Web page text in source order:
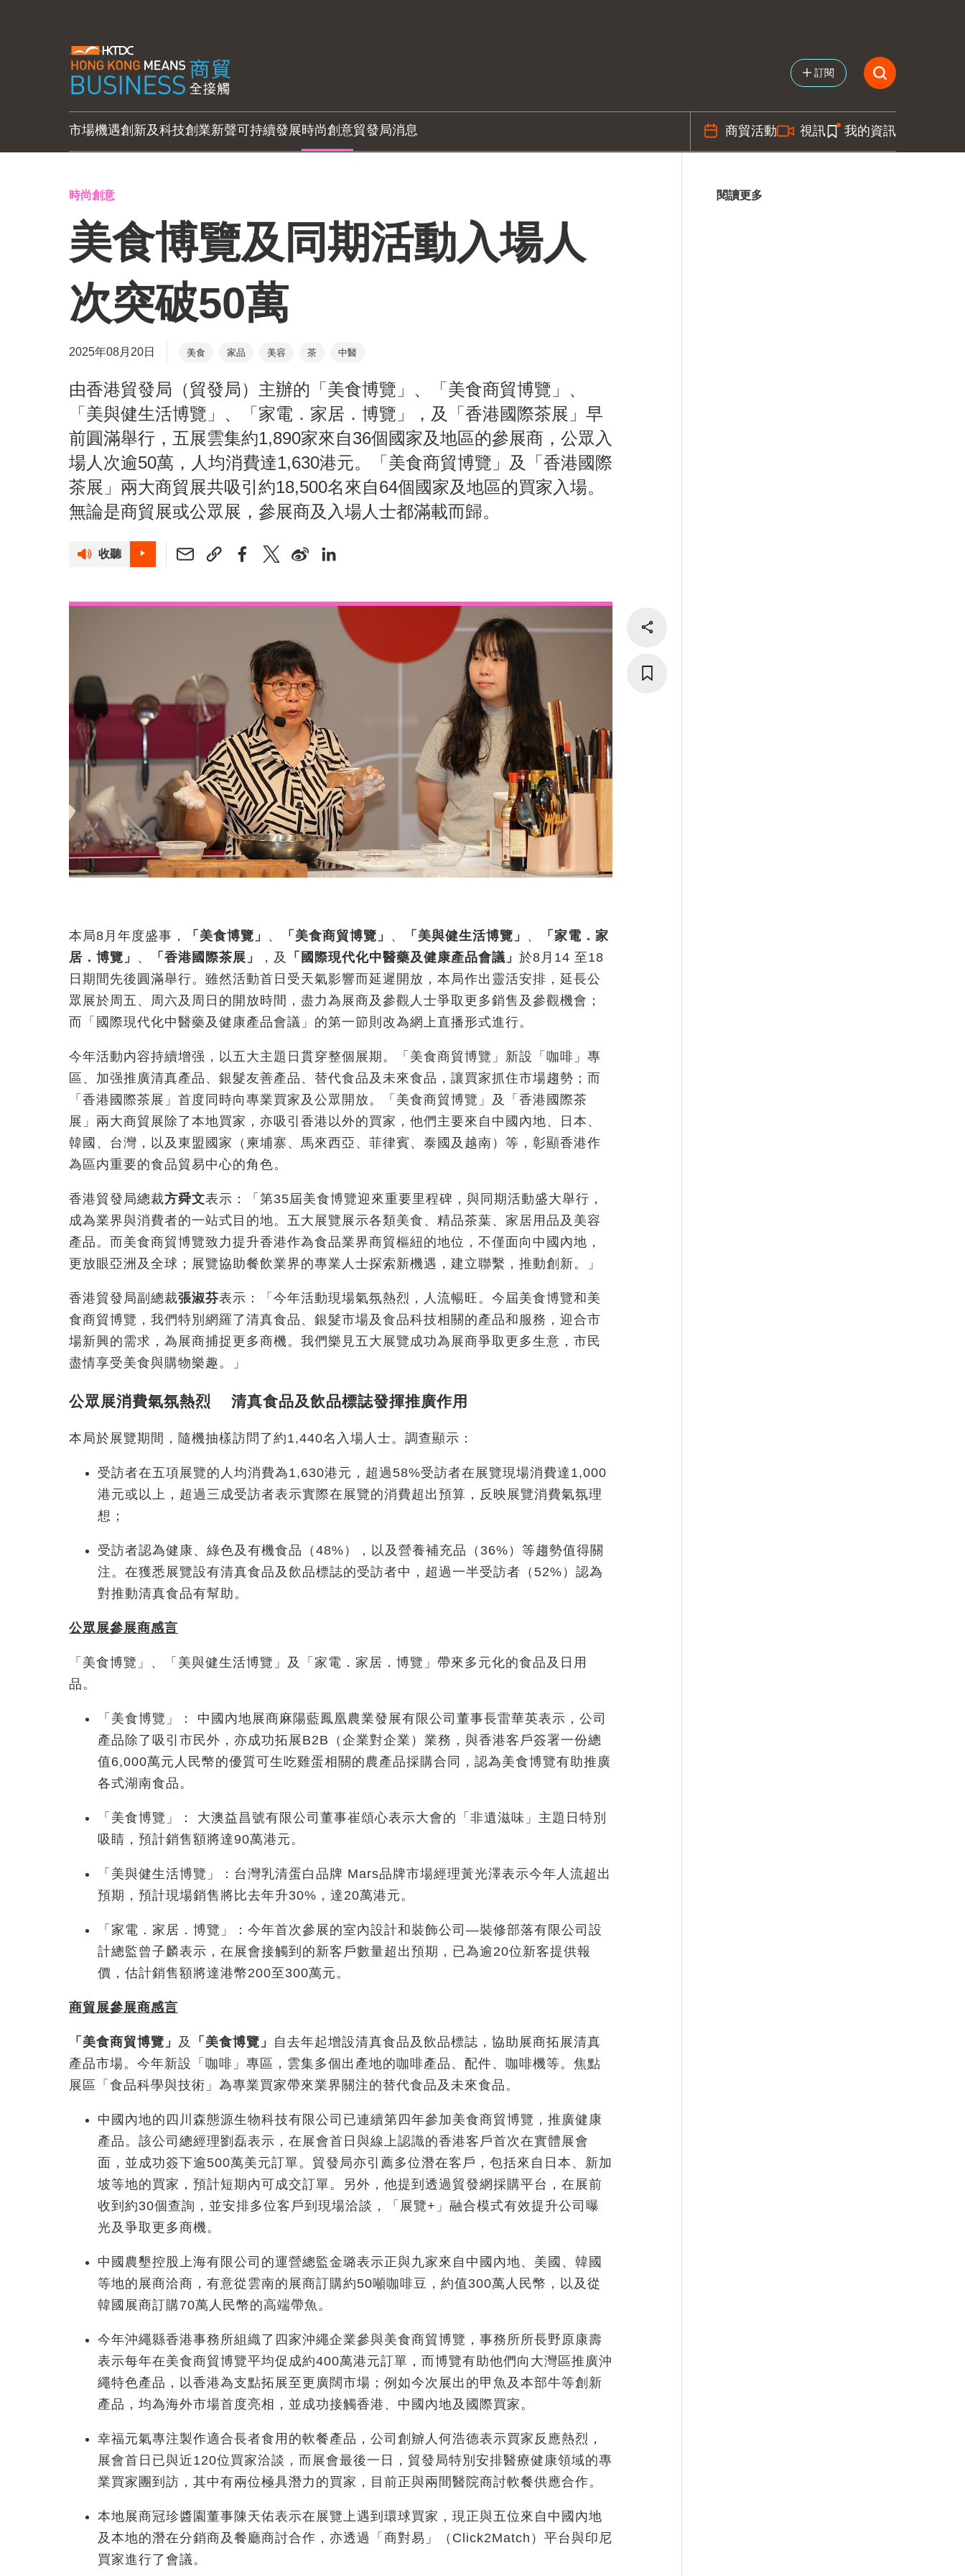
訂閱
市場機遇創新及科技創業新聲可持續發展時尚創意貿發局消息 商貿活動 視訊 我的資訊
時尚創意
美食博覽及同期活動入場人
次突破50萬
2025年08月20日 美食 家品 美容 茶 中醫
由香港貿發局（貿發局）主辦的「美食博覽」、「美食商貿博覽」、
「美與健生活博覽」、「家電．家居．博覽」，及「香港國際茶展」早
前圓滿舉行，五展雲集約1,890家來自36個國家及地區的參展商，公眾入
場人次逾50萬，人均消費達1,630港元。「美食商貿博覽」及「香港國際
茶展」兩大商貿展共吸引約18,500名來自64個國家及地區的買家入場。
無論是商貿展或公眾展，參展商及入場人士都滿載而歸。
收聽
本局8月年度盛事， 「美食博覽」 、 「美食商貿博覽」 、 「美與健生活博覽」 、
「家電．家
居．博覽」 、 「香港國際茶展」 ，及 「國際現代化中醫藥及健康產品會議」 於8月14 至18
日期間先後圓滿舉行。雖然活動首日受天氣影響而延遲開放，本局作出靈活安排，延長公
眾展於周五、周六及周日的開放時間，盡力為展商及參觀人士爭取更多銷售及參觀機會；
而 「 國際現代化中醫藥及健康產品會議 」 的第一節則改為網上直播形式進行。
今年活動内容持續增强，以五大主題日貫穿整個展期。「美食商貿博覽」新設「咖啡」專
區、加强推廣清真產品、銀髮友善產品、替代食品及未來食品，讓買家抓住市場趨勢；而
「香港國際茶展」首度同時向專業買家及公眾開放。「美食商貿博覽」及「香港國際茶
展」兩大商貿展除了本地買家，亦吸引香港以外的買家，他們主要來自中國內地、日本、
韓國、台灣，以及東盟國家（柬埔寨、馬來西亞、菲律賓、泰國及越南）等，彰顯香港作
為區内重要的食品貿易中心的角色。
香港貿發局總裁方舜文表示：「第35屆美食博覽迎來重要里程碑，與同期活動盛大舉行，
成為業界與消費者的一站式目的地。五大展覽展示各類美食、精品茶葉、家居用品及美容
產品。而美食商貿博覽致力提升香港作為食品業界商貿樞紐的地位，不僅面向中國內地，
更放眼亞洲及全球；展覽協助餐飲業界的專業人士探索新機遇，建立聯繫，推動創新。」
香港貿發局副總裁張淑芬表示：「今年活動現場氣氛熱烈，人流暢旺。今屆美食博覽和美
食商貿博覽，我們特別網羅了清真食品、銀髮市場及食品科技相關的產品和服務，迎合市
場新興的需求，為展商捕捉更多商機。我們樂見五大展覽成功為展商爭取更多生意，市民
盡情享受美食與購物樂趣。」
公眾展消費氣氛熱烈 清真食品及飲品標誌發揮推廣作用
本局於展覽期間，隨機抽樣訪問了約1,440名入場人士。調查顯示：
受訪者在五項展覽的人均消費為1,630港元，超過58%受訪者在展覽現場消費達1,000
港元或以上，超過三成受訪者表示實際在展覽的消費超出預算，反映展覽消費氣氛理
想；
受訪者認為健康、綠色及有機食品（48%），以及營養補充品（36%）等趨勢值得關
注。在獲悉展覽設有清真食品及飲品標誌的受訪者中，超過一半受訪者（52%）認為
對推動清真食品有幫助。
公眾展參展商感言
「美食博覽」、「美與健生活博覽」及「家電．家居．博覽」帶來多元化的食品及日用
品。
「美食博覽」： 中國內地展商麻陽藍鳳凰農業發展有限公司董事長雷華英表示，公司
產品除了吸引市民外，亦成功拓展B2B（企業對企業）業務，與香港客戶簽署一份總
值6,000萬元人民幣的優質可生吃雞蛋相關的農產品採購合同，認為美食博覽有助推廣
各式湖南食品。
「美食博覽」： 大澳益昌號有限公司董事崔頌心表示大會的「非遺滋味」主題日特別
吸睛，預計銷售額將達90萬港元。
「美與健生活博覽」：台灣乳清蛋白品牌 Mars品牌市場經理黃光澤表示今年人流超出
預期，預計現場銷售將比去年升30%，達20萬港元。
「家電．家居．博覽」：今年首次參展的室內設計和裝飾公司—裝修部落有限公司設
計總監曾子麟表示，在展會接觸到的新客戶數量超出預期，已為逾20位新客提供報
價，估計銷售額將達港幣200至300萬元。
商貿展參展商感言
「美食商貿博覽」 及 「美食博覽」 自去年起增設清真食品及飲品標誌，協助展商拓展清真
產品市場。今年新設「咖啡」專區，雲集多個出產地的咖啡產品、配件、咖啡機等。焦點
展區「食品科學與技術」為專業買家帶來業界關注的替代食品及未來食品。
中國內地的四川森態源生物科技有限公司已連續第四年參加美食商貿博覽，推廣健康
產品。該公司總經理劉磊表示，在展會首日與線上認識的香港客戶首次在實體展會
面，並成功簽下逾500萬美元訂單。貿發局亦引薦多位潛在客戶，包括來自日本、新加
坡等地的買家，預計短期內可成交訂單。另外，他提到透過貿發網採購平台，在展前
收到約30個查詢，並安排多位客戶到現場洽談，「展覽+」融合模式有效提升公司曝
光及爭取更多商機。
中國農墾控股上海有限公司的運營總監金璐表示正與九家來自中國內地、美國、韓國
等地的展商洽商，有意從雲南的展商訂購約50噸咖啡豆，約值300萬人民幣，以及從
韓國展商訂購70萬人民幣的高端帶魚。
今年沖繩縣香港事務所組織了四家沖繩企業參與美食商貿博覽，事務所所長野原康壽
表示每年在美食商貿博覽平均促成約400萬港元訂單，而博覽有助他們向大灣區推廣沖
繩特色產品，以香港為支點拓展至更廣闊市場；例如今次展出的甲魚及本部牛等創新
產品，均為海外市場首度亮相，並成功接觸香港、中國內地及國際買家。
幸福元氣專注製作適合長者食用的軟餐產品，公司創辧人何浩德表示買家反應熱烈，
展會首日已與近120位買家洽談，而展會最後一日，貿發局特別安排醫療健康領域的專
業買家團到訪，其中有兩位極具潛力的買家，目前正與兩間醫院商討軟餐供應合作。
本地展商冠珍醬園董事陳天佑表示在展覽上遇到環球買家，現正與五位來自中國內地
及本地的潛在分銷商及餐廳商討合作，亦透過「商對易」（Click2Match）平台與印尼
買家進行了會議。
閱讀更多